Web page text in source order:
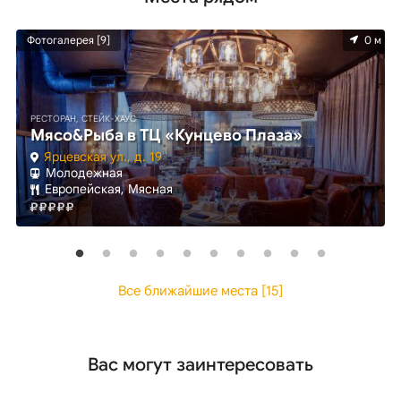
Фотогалерея [9] 0 м
РЕСТОРАН, СТЕЙК-ХАУС
Мясо&Рыба в ТЦ «Кунцево Плаза»
Ярцевская ул., д. 19
Молодежная
Европейская, Мясная
Все ближайшие места [15]
Вас могут заинтересовать